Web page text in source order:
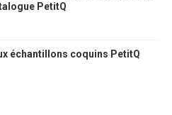
PetitQ
échantillons coquins PetitQ